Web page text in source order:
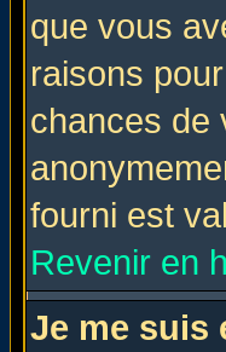
que vous
raisons
chances de
fourni est
Revenir en
Je me suis